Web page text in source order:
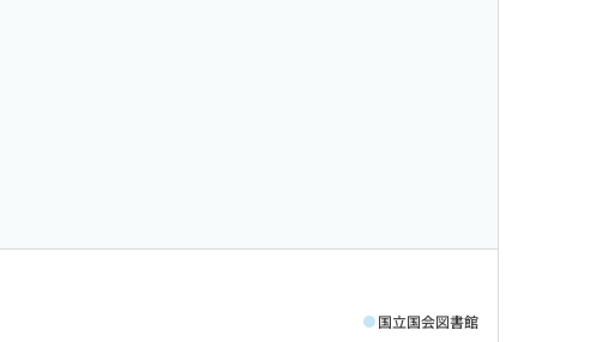
国立国会図書館